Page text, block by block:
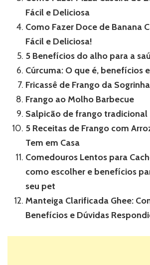
Fácil e Deliciosa
Como Fazer Doce de Banana
Fácil e Deliciosa!
5 Benefícios do alho para a
Cúrcuma: O que é, benefícios
Fricassê de Frango da Sogrinha
Frango ao Molho Barbecue
Salpicão de frango tradicional
5 Receitas de Frango com
Tem em Casa
Comedouros Lentos para
como escolher e benefícios
seu pet
Manteiga Clarificada Ghee:
Benefícios e Dúvidas